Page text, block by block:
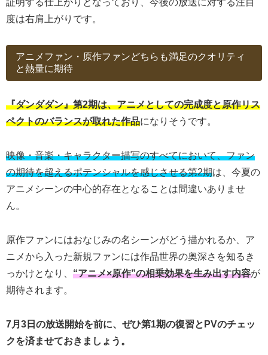
証明する仕上がりとなっており、今後の放送に対する注目
度は右肩上がりです。
アニメファン・原作ファンどちらも満足のクオリティ
と熱量に期待
『ダンダダン』第2期は、アニメとしての完成度と原作リス
ペクトのバランスが取れた作品になりそうです。
映像・音楽・キャラクター描写のすべてにおいて、ファン
の期待を超えるポテンシャルを感じさせる第2期は、今夏の
アニメシーンの中心的存在となることは間違いありませ
ん。
原作ファンにはおなじみの名シーンがどう描かれるか、ア
ニメから入った新規ファンには作品世界の奥深さを知るき
っかけとなり、 “アニメ×原作”の相乗効果を生み出す内容が
期待されます。
7月3日の放送開始を前に、ぜひ第1期の復習とPVのチェッ
クを済ませておきましょう。